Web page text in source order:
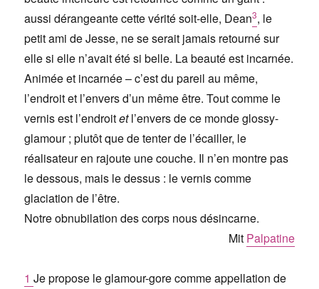
aussi dérangeante cette vérité soit-elle, Dean3, le
petit ami de Jesse, ne se serait jamais retourné sur
elle si elle n’avait été si belle. La beauté est incarnée.
Animée et incarnée – c’est du pareil au même,
l’endroit et l’envers d’un même être. Tout comme le
vernis est l’endroitetl’envers de ce monde glossy-
glamour ; plutôt que de tenter de l’écailler, le
réalisateur en rajoute une couche. Il n’en montre pas
le dessous, mais le dessus : le vernis comme
glaciation de l’être.
Notre obnubilation des corps nous désincarne.
Mit Palpatine
1Je propose le glamour-gore comme appellation de